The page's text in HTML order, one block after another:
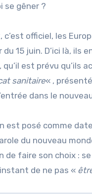
se gêner ?
c’est officiel, les
du 15 juin. D’ici là,
qu’il est prévu qu’ils
sanitaire« ,
dans le
est posé comme
du nouveau
de faire son choix :
de ne pas «